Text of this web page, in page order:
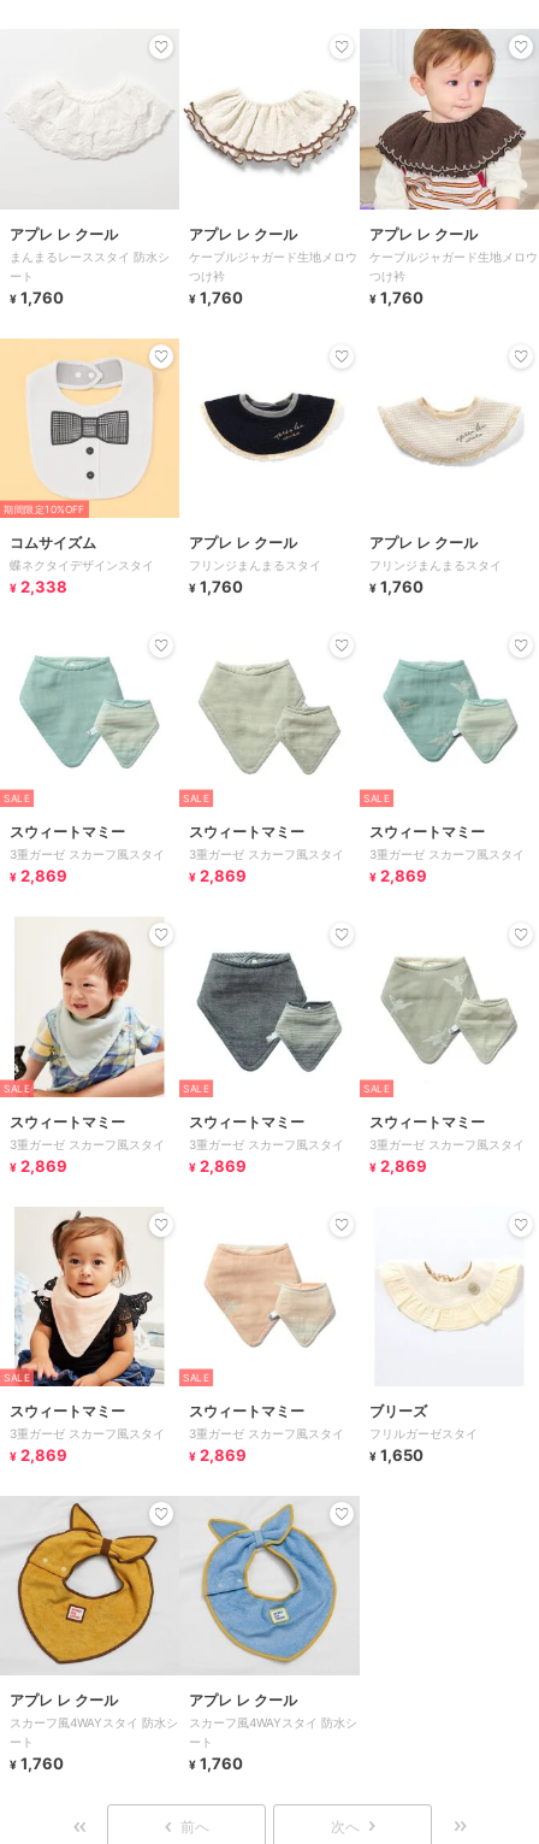
アプレ レ クール
まんまるレーススタイ 防水シ
ート
¥ 1,760
アプレ レ クール
ケーブルジャガード生地メロウ
つけ衿
¥ 1,760
アプレ レ クール
ケーブルジャガード生地メロウ
つけ衿
¥ 1,760
期間限定10%OFF
コムサイズム
蝶ネクタイデザインスタイ
¥ 2,338
アプレ レ クール
フリンジまんまるスタイ
¥ 1,760
アプレ レ クール
フリンジまんまるスタイ
¥ 1,760
SALE
スウィートマミー
3重ガーゼ スカーフ風スタイ
¥ 2,869
SALE
スウィートマミー
3重ガーゼ スカーフ風スタイ
¥ 2,869
SALE
スウィートマミー
3重ガーゼ スカーフ風スタイ
¥ 2,869
SALE
スウィートマミー
3重ガーゼ スカーフ風スタイ
¥ 2,869
SALE
スウィートマミー
3重ガーゼ スカーフ風スタイ
¥ 2,869
SALE
スウィートマミー
3重ガーゼ スカーフ風スタイ
¥ 2,869
SALE
スウィートマミー
3重ガーゼ スカーフ風スタイ
¥ 2,869
SALE
スウィートマミー
3重ガーゼ スカーフ風スタイ
¥ 2,869
ブリーズ
フリルガーゼスタイ
¥ 1,650
アプレ レ クール
スカーフ風4WAYスタイ 防水シ
ート
¥ 1,760
アプレ レ クール
スカーフ風4WAYスタイ 防水シ
ート
¥ 1,760
前へ 次へ